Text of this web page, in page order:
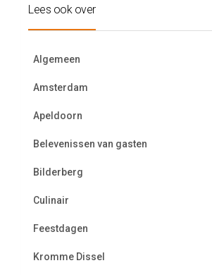
Lees ook over
Algemeen
Amsterdam
Apeldoorn
Belevenissen van gasten
Bilderberg
Culinair
Feestdagen
Kromme Dissel